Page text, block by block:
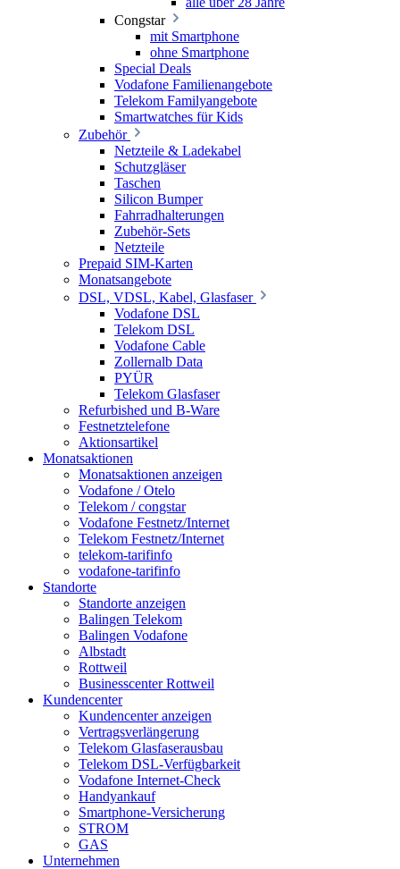
Congstar
mit Smartphone
ohne Smartphone
Special Deals
Vodafone Familienangebote
Telekom Familyangebote
Smartwatches für Kids
Zubehör
Netzteile & Ladekabel
Schutzgläser
Taschen
Silicon Bumper
Fahrradhalterungen
Zubehör-Sets
Netzteile
Prepaid SIM-Karten
Monatsangebote
DSL, VDSL, Kabel, Glasfaser
Vodafone DSL
Telekom DSL
Vodafone Cable
Zollernalb Data
PYÜR
Telekom Glasfaser
Refurbished und B-Ware
Festnetztelefone
Aktionsartikel
Monatsaktionen
Monatsaktionen anzeigen
Vodafone / Otelo
Telekom / congstar
Vodafone Festnetz/Internet
Telekom Festnetz/Internet
telekom-tarifinfo
vodafone-tarifinfo
Standorte
Standorte anzeigen
Balingen Telekom
Balingen Vodafone
Albstadt
Rottweil
Businesscenter Rottweil
Kundencenter
Kundencenter anzeigen
Vertragsverlängerung
Telekom Glasfaserausbau
Telekom DSL-Verfügbarkeit
Vodafone Internet-Check
Handyankauf
Smartphone-Versicherung
STROM
GAS
Unternehmen